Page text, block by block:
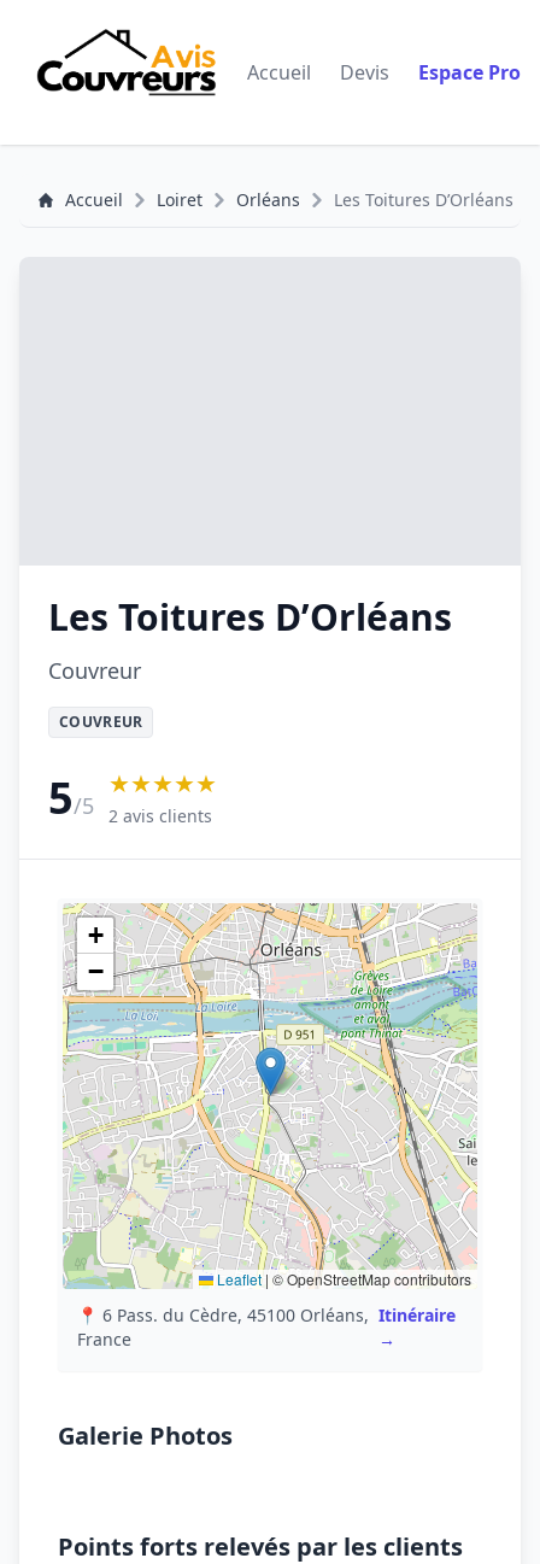
Accueil Devis Espace Pro
Accueil Loiret Orléans Les Toitures D’Orléans
Les Toitures D’Orléans
Couvreur
COUVREUR
5/5
★★★★★
2 avis clients
+
−
Leaflet | © OpenStreetMap contributors
📍 6 Pass. du Cèdre, 45100 Orléans,
France
Itinéraire
→
Galerie Photos
Points forts relevés par les clients